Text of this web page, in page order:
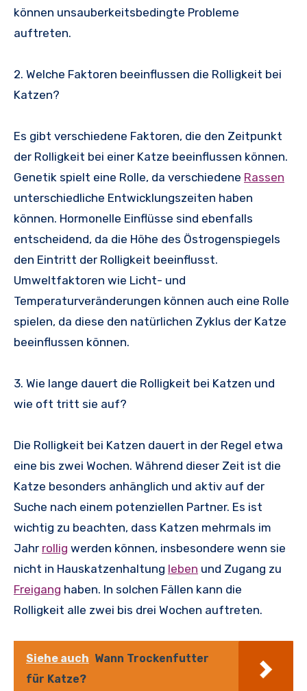
können unsauberkeitsbedingte Probleme
auftreten.
2. Welche Faktoren beeinflussen die Rolligkeit bei
Katzen?
Es gibt verschiedene Faktoren, die den Zeitpunkt
der Rolligkeit bei einer Katze beeinflussen können.
Genetik spielt eine Rolle, da verschiedene Rassen
unterschiedliche Entwicklungszeiten haben
können. Hormonelle Einflüsse sind ebenfalls
entscheidend, da die Höhe des Östrogenspiegels
den Eintritt der Rolligkeit beeinflusst.
Umweltfaktoren wie Licht- und
Temperaturveränderungen können auch eine Rolle
spielen, da diese den natürlichen Zyklus der Katze
beeinflussen können.
3. Wie lange dauert die Rolligkeit bei Katzen und
wie oft tritt sie auf?
Die Rolligkeit bei Katzen dauert in der Regel etwa
eine bis zwei Wochen. Während dieser Zeit ist die
Katze besonders anhänglich und aktiv auf der
Suche nach einem potenziellen Partner. Es ist
wichtig zu beachten, dass Katzen mehrmals im
Jahr rollig werden können, insbesondere wenn sie
nicht in Hauskatzenhaltung leben und Zugang zu
Freigang haben. In solchen Fällen kann die
Rolligkeit alle zwei bis drei Wochen auftreten.
Siehe auch Wann Trockenfutter
für Katze?